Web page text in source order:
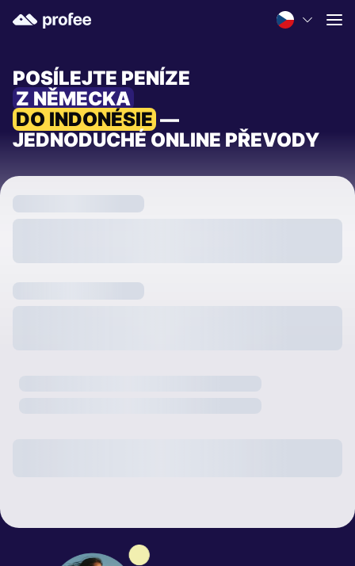
POSÍLEJTE PENÍZE
Z NĚMECKA
DO INDONÉSIE —
JEDNODUCHÉ ONLINE PŘEVODY